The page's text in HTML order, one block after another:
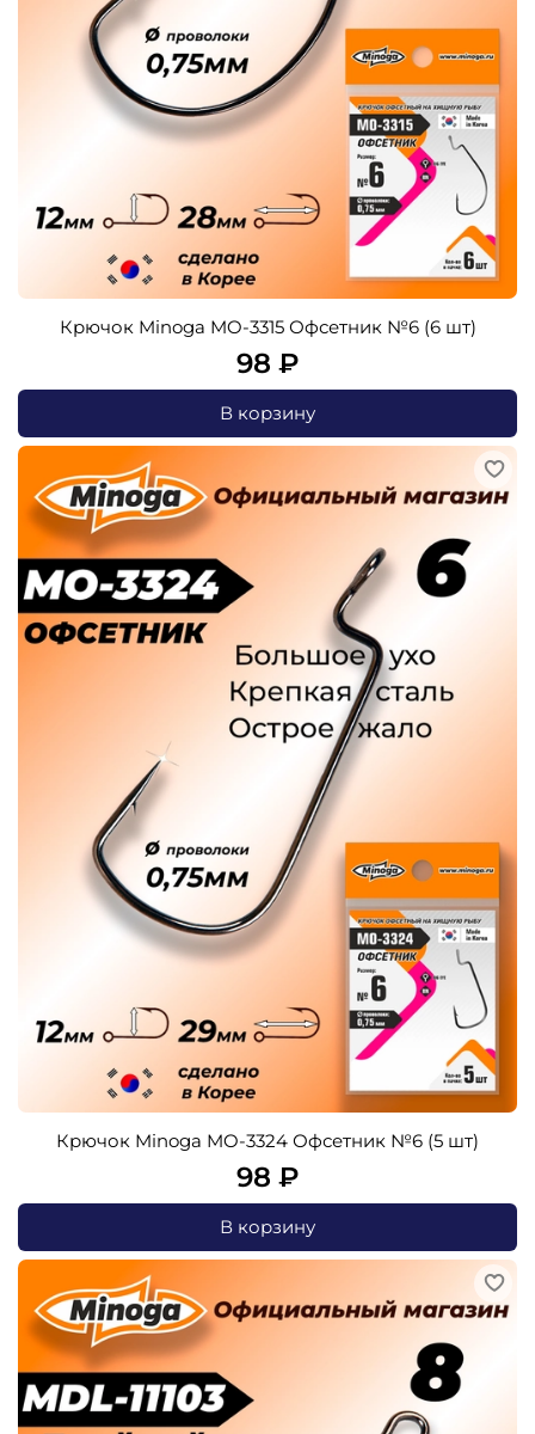
Крючок Minoga MO-3315 Офсетник №6 (6 шт)
98 ₽
В корзину
Крючок Minoga MO-3324 Офсетник №6 (5 шт)
98 ₽
В корзину